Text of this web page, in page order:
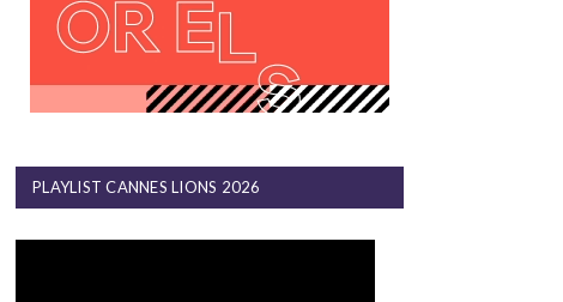
PLAYLIST CANNES LIONS 2026